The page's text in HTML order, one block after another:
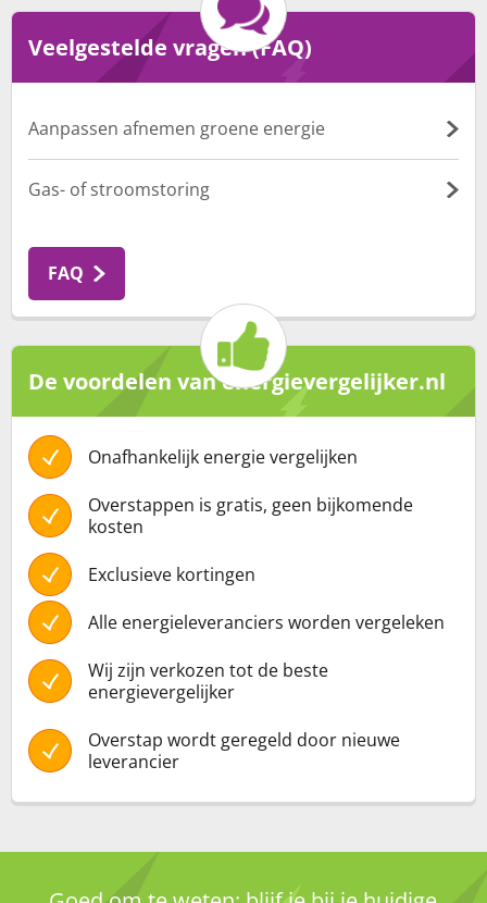
Veelgestelde vragen (FAQ)
Aanpassen afnemen groene energie
Gas- of stroomstoring
FAQ
De voordelen van energievergelijker.nl
Onafhankelijk energie vergelijken
Overstappen is gratis, geen bijkomende
kosten
Exclusieve kortingen
Alle energieleveranciers worden vergeleken
Wij zijn verkozen tot de beste
energievergelijker
Overstap wordt geregeld door nieuwe
leverancier